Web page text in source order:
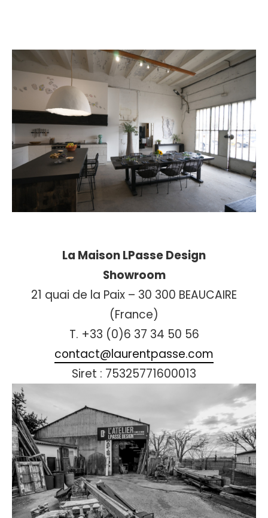
La Maison LPasse Design
Showroom
21 quai de la Paix – 30 300 BEAUCAIRE
(France)
T. +33 (0)6 37 34 50 56
contact@laurentpasse.com
Siret : 75325771600013